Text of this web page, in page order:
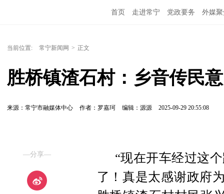
首页 走进常宁 党政要务 外媒
当前位置: 常宁新闻网 > 正文
胜桥镇渣石村：乡音传民
来源：常宁市融媒体中心 作者：罗嘉珂 编辑：源源 2025-09-29 20:55:08
—分享—
“现在开车经过这
了！真是太感谢政府